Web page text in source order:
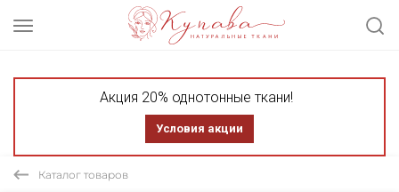
Акция 20% однотонные ткани!
Условия акции
Каталог товаров